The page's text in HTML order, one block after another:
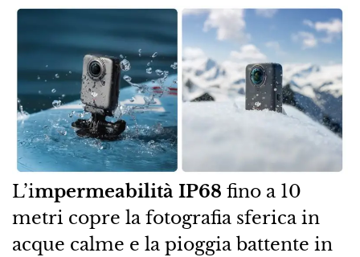
L’impermeabilità IP68 fino a 10
metri copre la fotografia sferica in
acque calme e la pioggia battente in